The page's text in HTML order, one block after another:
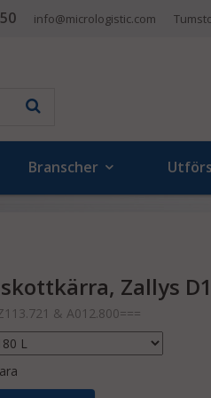
info@micrologistic.com
Branscher
Zallys D1
& A012.800===